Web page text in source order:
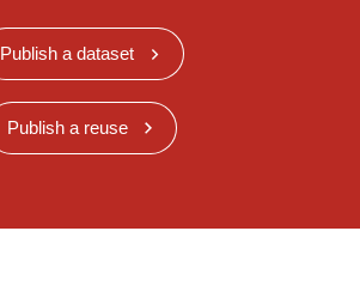
Publish a dataset
Publish a reuse